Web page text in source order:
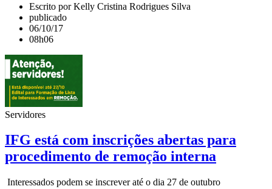
Escrito por Kelly Cristina Rodrigues Silva
publicado
06/10/17
08h06
Servidores
IFG está com inscrições abertas para
procedimento de remoção interna
Interessados podem se inscrever até o dia 27 de outubro